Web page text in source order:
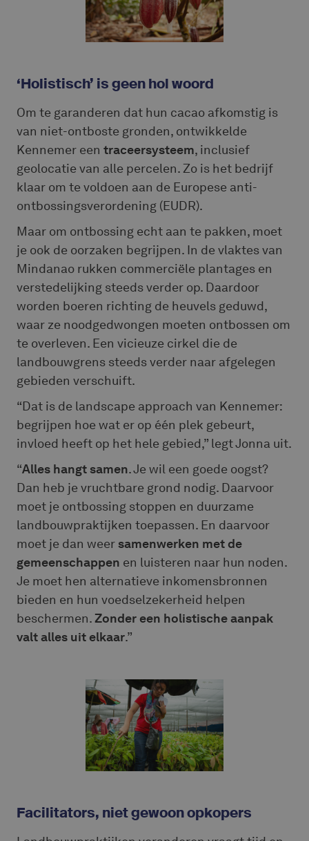
‘Holistisch’ is geen hol woord
Om te garanderen dat hun cacao afkomstig is
van niet-ontboste gronden, ontwikkelde
Kennemer een traceersysteem, inclusief
geolocatie van alle percelen. Zo is het bedrijf
klaar om te voldoen aan de Europese anti-
ontbossingsverordening (EUDR).
Maar om ontbossing echt aan te pakken, moet
je ook de oorzaken begrijpen. In de vlaktes van
Mindanao rukken commerciële plantages en
verstedelijking steeds verder op. Daardoor
worden boeren richting de heuvels geduwd,
waar ze noodgedwongen moeten ontbossen om
te overleven. Een vicieuze cirkel die de
landbouwgrens steeds verder naar afgelegen
gebieden verschuift.
“Dat is de landscape approach van Kennemer:
begrijpen hoe wat er op één plek gebeurt,
invloed heeft op het hele gebied,” legt Jonna uit.
“Alles hangt samen. Je wil een goede oogst?
Dan heb je vruchtbare grond nodig. Daarvoor
moet je ontbossing stoppen en duurzame
landbouwpraktijken toepassen. En daarvoor
moet je dan weersamenwerken met de
gemeenschappen en luisteren naar hun noden.
Je moet hen alternatieve inkomensbronnen
bieden en hun voedselzekerheid helpen
beschermen.Zonder een holistische aanpak
valt alles uit elkaar.”
Facilitators, niet gewoon opkopers